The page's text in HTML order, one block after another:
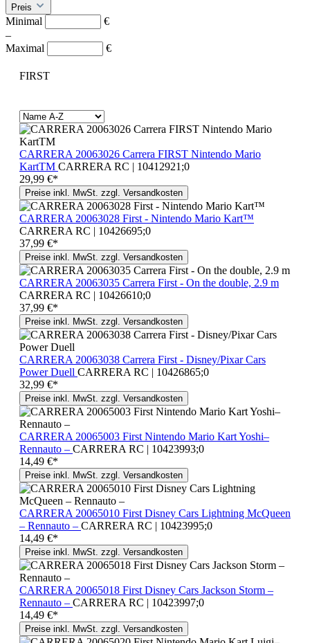
Preis
Minimal
€
–
Maximal
€
FIRST
CARRERA 20063026 Carrera FIRST Nintendo Mario
KartTM CARRERA RC | 10412921;0
29,99 €*
Preise inkl. MwSt. zzgl. Versandkosten
CARRERA 20063028 First - Nintendo Mario Kart™
CARRERA RC | 10426695;0
37,99 €*
Preise inkl. MwSt. zzgl. Versandkosten
CARRERA 20063035 Carrera First - On the double, 2.9 m
CARRERA RC | 10426610;0
37,99 €*
Preise inkl. MwSt. zzgl. Versandkosten
CARRERA 20063038 Carrera First - Disney/Pixar Cars
Power Duell CARRERA RC | 10426865;0
32,99 €*
Preise inkl. MwSt. zzgl. Versandkosten
CARRERA 20065003 First Nintendo Mario Kart Yoshi–
Rennauto – CARRERA RC | 10423993;0
14,49 €*
Preise inkl. MwSt. zzgl. Versandkosten
CARRERA 20065010 First Disney Cars Lightning McQueen
– Rennauto – CARRERA RC | 10423995;0
14,49 €*
Preise inkl. MwSt. zzgl. Versandkosten
CARRERA 20065018 First Disney Cars Jackson Storm –
Rennauto – CARRERA RC | 10423997;0
14,49 €*
Preise inkl. MwSt. zzgl. Versandkosten